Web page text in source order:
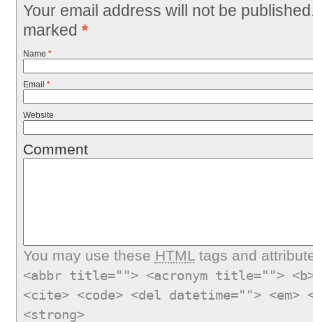
Your email address will not be
marked *
Name *
Email *
Website
Comment
You may use these HTMLtags and
<abbr title=""> <acronym title="">
<cite> <code> <del datetime="">
<strong>